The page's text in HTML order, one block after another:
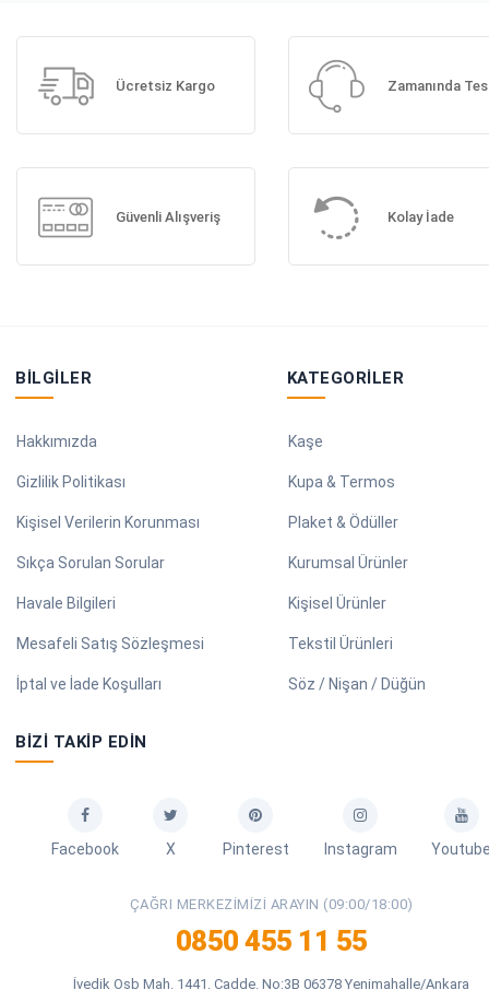
Ücretsiz Kargo Zamanında
Güvenli Alışveriş Kolay İade
BILGILER
Hakkımızda
Gizlilik Politikası
Kişisel Verilerin Korunması
Sıkça Sorulan Sorular
Havale Bilgileri
Mesafeli Satış Sözleşmesi
İptal ve İade Koşulları
KATEGORILER
Kaşe
Kupa & Termos
Plaket & Ödüller
Kurumsal Ürünler
Kişisel Ürünler
Tekstil Ürünleri
Söz / Nişan / Düğün
BIZI TAKIP EDIN
Facebook X Pinterest Instagram
ÇAĞRI MERKEZIMIZI ARAYIN (09:00/18:00)
0850 455 11 55
İvedik Osb Mah. 1441. Cadde. No:3B 06378 Yenimahalle/Ankara